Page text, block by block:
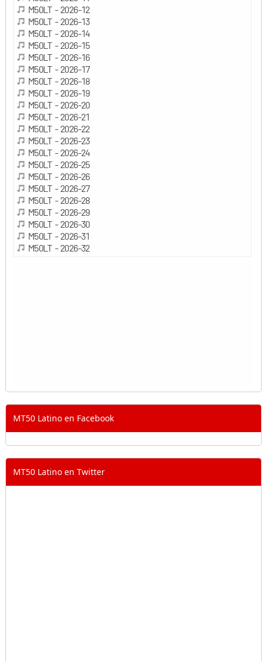
MT50 Latino en Facebook
MT50 Latino en Twitter